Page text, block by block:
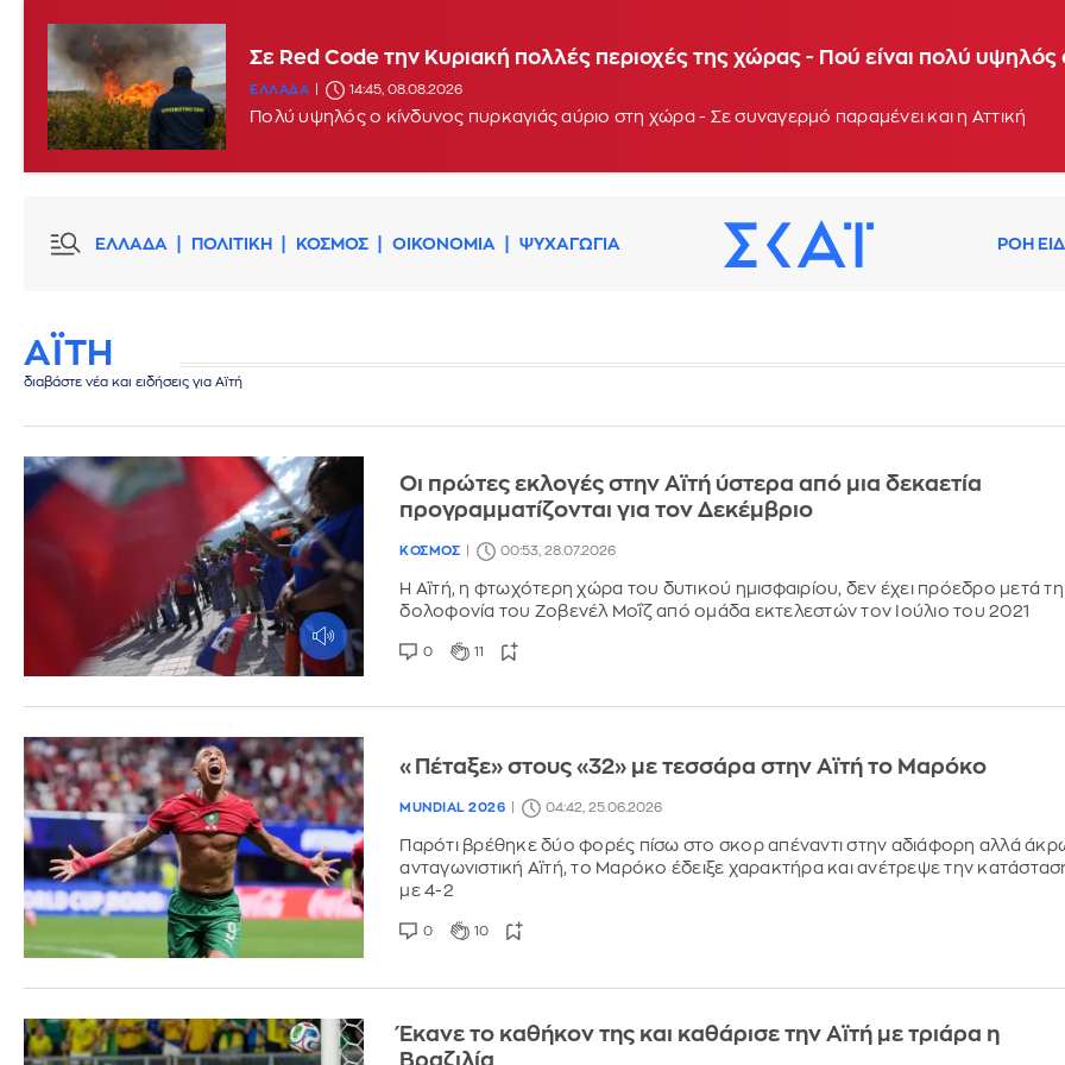
Σφοδροί άνεμοι και υψηλές θερμοκρασίες τις επόμενες ημέρες - Συνεδρίαση
Σε Red Code την Κυριακή πολλές περιοχές της χώρας - Πού είναι πολύ υψηλός
ΕΛΛΑΔΑ 14:45, 08.08.2026
Πολύ υψηλός ο κίνδυνος πυρκαγιάς αύριο στη χώρα - Σε συναγερμό παραμένει και η Αττική
ΕΛΛΑΔΑ ΠΟΛΙΤΙΚΗ ΚΟΣΜΟΣ ΟΙΚΟΝΟΜΙΑ ΨΥΧΑΓΩΓΙΑ ΡΟΗ
ΑΪΤΗ
διαβάστε νέα και ειδήσεις για Αϊτή
Οι πρώτες εκλογές στην Αϊτή ύστερα από μια δεκαετία
προγραμματίζονται για τον Δεκέμβριο
ΚΟΣΜΟΣ 00:53, 28.07.2026
Η Αϊτή, η φτωχότερη χώρα του δυτικού ημισφαιρίου, δεν έχει πρόεδρο μετά τη
δολοφονία του Ζοβενέλ Μοΐζ από ομάδα εκτελεστών τον Ιούλιο του 2021
0 11
«Πέταξε» στους «32» με τεσσάρα στην Αϊτή το Μαρόκο
MUNDIAL 2026 04:42, 25.06.2026
Παρότι βρέθηκε δύο φορές πίσω στο σκορ απέναντι στην αδιάφορη αλλά
ανταγωνιστική Αϊτή, το Μαρόκο έδειξε χαρακτήρα και ανέτρεψε την
με 4-2
0 10
Έκανε το καθήκον της και καθάρισε την Αϊτή με τριάρα η
Βραζιλία